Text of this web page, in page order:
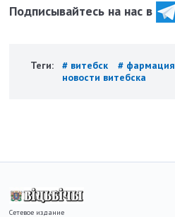
Подписывайтесь на нас в
Теги: # витебск # фармация
новости витебска
Сетевое издание